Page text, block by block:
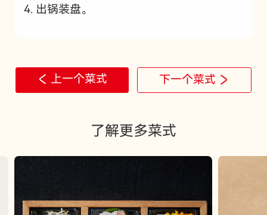
出锅装盘。
上一个菜式 下一个菜式
了解更多菜式